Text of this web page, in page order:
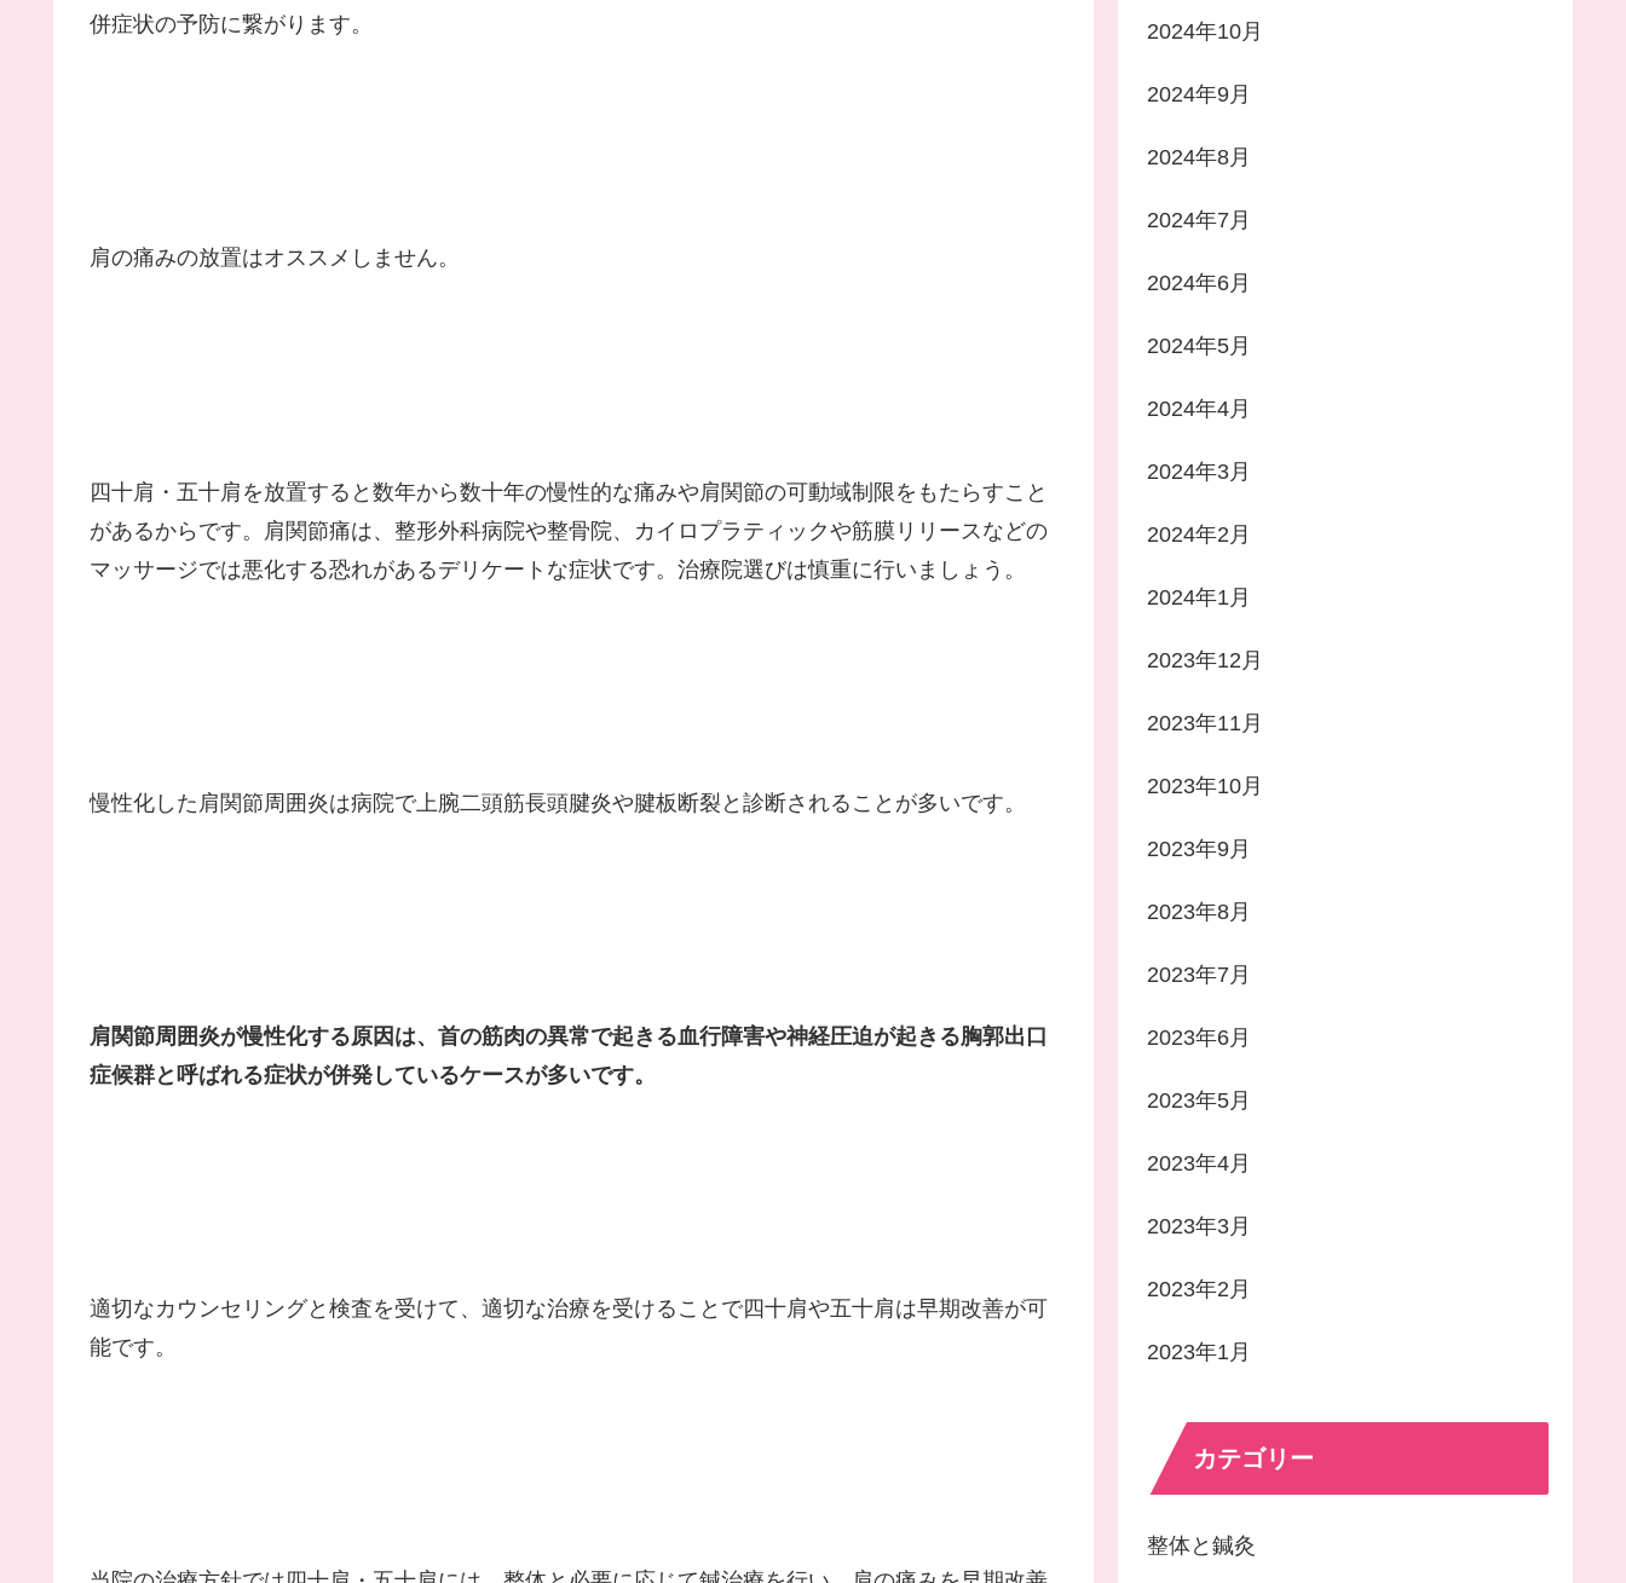
併症状の予防に繋がります。
肩の痛みの放置はオススメしません。
四十肩・五十肩を放置すると数年から数十年の慢性的な痛みや肩関節の可動域制限をもたらすこと
があるからです。肩関節痛は、整形外科病院や整骨院、カイロプラティックや筋膜リリースなどの
マッサージでは悪化する恐れがあるデリケートな症状です。治療院選びは慎重に行いましょう。
慢性化した肩関節周囲炎は病院で上腕二頭筋長頭腱炎や腱板断裂と診断されることが多いです。
肩関節周囲炎が慢性化する原因は、首の筋肉の異常で起きる血行障害や神経圧迫が起きる胸郭出口
症候群と呼ばれる症状が併発しているケースが多いです。
適切なカウンセリングと検査を受けて、適切な治療を受けることで四十肩や五十肩は早期改善が可
能です。
2024年10月
2024年9月
2024年8月
2024年7月
2024年6月
2024年5月
2024年4月
2024年3月
2024年2月
2024年1月
2023年12月
2023年11月
2023年10月
2023年9月
2023年8月
2023年7月
2023年6月
2023年5月
2023年4月
2023年3月
2023年2月
2023年1月
カテゴリー
整体と鍼灸